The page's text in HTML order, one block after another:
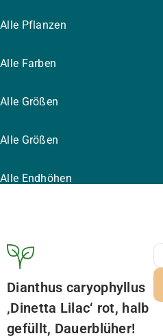
Alle Pflanzen
Alle Farben
Alle Größen
Alle Größen
Alle Endhöhen
Dianthus caryophyllus
‚Dinetta Lilac‘ rot, halb
gefüllt, Dauerblüher!